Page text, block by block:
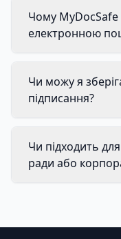
Чому MyDocSafe
електронною
Чи можу я
підписання?
Чи підходить
ради або